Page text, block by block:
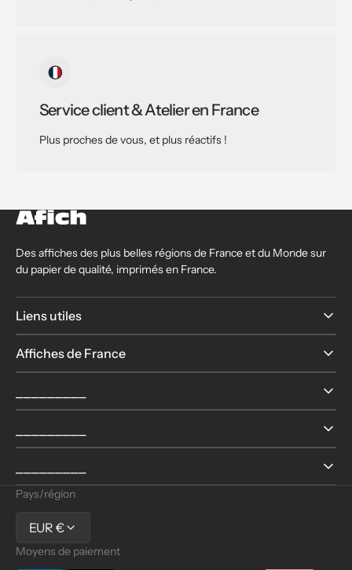
Service client & Atelier en France
Plus proches de vous, et plus réactifs !
Des affiches des plus belles régions de France et du Monde sur
du papier de qualité, imprimés en France.
Liens utiles
Affiches de France
Pays/région
EUR €
Moyens de paiement